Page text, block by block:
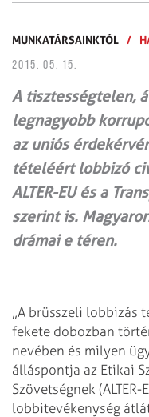
MUNKATÁRSAINKTÓL /
2015. 05. 15.
A tisztességtelen,
legnagyobb
az uniós
tételéért lobbizó
ALTER-EU és a
szerint is.
drámai e téren.
„A brüsszeli lobbizás
fekete dobozban
nevében és milyen
álláspontja az Etikai
Szövetségnek
lobbitevékenység